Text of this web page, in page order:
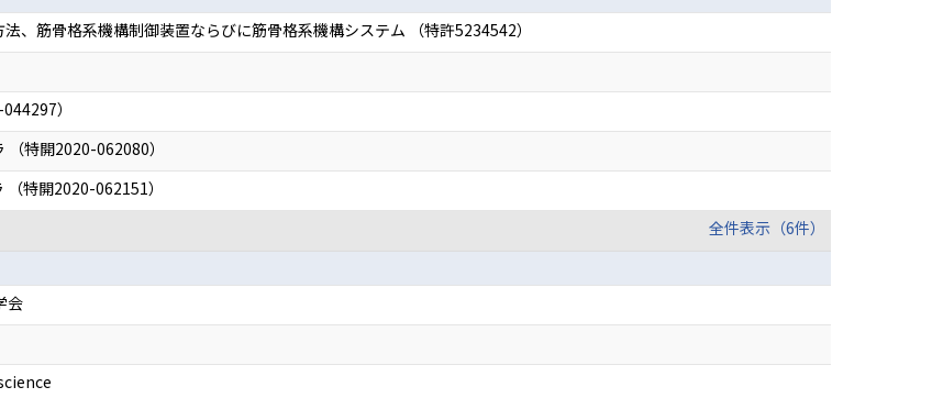
、筋骨格系機構制御装置ならびに筋骨格系機構システム （特許5234542）
）
特開2020-062080）
特開2020-062151）
全件表示（6件）
会